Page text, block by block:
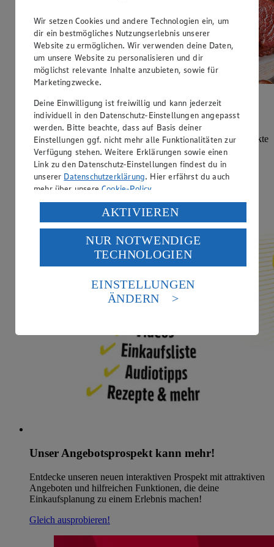
Natürlich voller Protein
Entdecke natürliche Proteinquellen für deine ausgewogene
Ernährung. Lass dich inspirieren und finde passende Produkte
für deinen Einkauf.
Jetzt ansehen
Unser Angebotsprospekt kann mehr!
Entdecke unseren neuen interaktiven Prospekt mit attraktiven
Angeboten und hilfreichen Funktionen, die deine
Einkaufsplanung zu einem Erlebnis machen!
Gleich ausprobieren!
Wir setzen Cookies und andere Technologien ein, um
dir ein bestmögliches Nutzungserlebnis unserer
Website zu ermöglichen. Wir verwenden deine Daten,
um unsere Website zu personalisieren und dir
möglichst relevante Inhalte anzubieten, sowie für
Marketingzwecke.
Deine Einwilligung ist freiwillig und kann jederzeit
individuell in den Datenschutz-Einstellungen angepasst
werden. Bitte beachte, dass auf Basis deiner
Einstellungen ggf. nicht mehr alle Funktionalitäten zur
Verfügung stehen. Weitere Erklärungen sowie einen
Link zu den Datenschutz-Einstellungen findest du in
unserer Datenschutzerklärung. Hier erfährst du auch
mehr über unsereCookie-Policy.
Verarbeitung deiner personenbezogenen Daten in den
USA durch Facebook und YouTube:
Wenn du auf „Aktivieren“ klickst, willigst du im Sinne
des Art. 49 Abs. 1 Satz 1 lit. a) DSGVO ein, dass deine
Daten in den USA verarbeitet werden. Der EuGH sieht
die USA als Land mit einem nach europäischen
Standards nicht angemessenen Datenschutzniveau an.
Es besteht das Risiko eines Zugriffs durch US-
Informationen zum Herausgeber der Seite findest du
AKTIVIEREN
NUR NOTWENDIGE
TECHNOLOGIEN
EINSTELLUNGEN
ÄNDERN